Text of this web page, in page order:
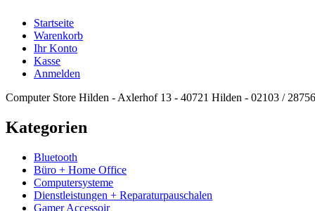
Startseite
Warenkorb
Ihr Konto
Kasse
Anmelden
Computer Store Hilden - Axlerhof 13 - 40721 Hilden - 02103 /
Kategorien
Bluetooth
Büro + Home Office
Computersysteme
Dienstleistungen + Reparaturpauschalen
Gamer Accessoir